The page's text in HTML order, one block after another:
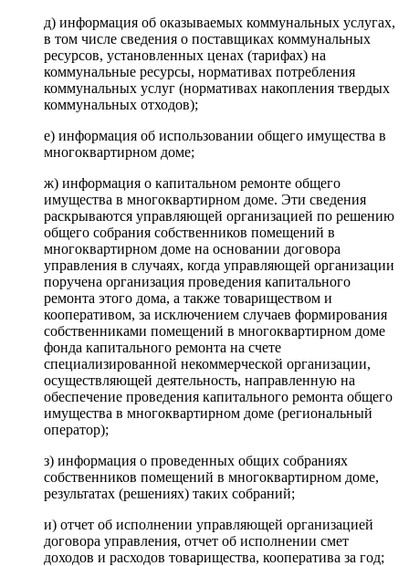
д) информация об оказываемых коммунальных услугах,
в том числе сведения о поставщиках коммунальных
ресурсов, установленных ценах (тарифах) на
коммунальные ресурсы, нормативах потребления
коммунальных услуг (нормативах накопления твердых
коммунальных отходов);
е) информация об использовании общего имущества в
многоквартирном доме;
ж) информация о капитальном ремонте общего
имущества в многоквартирном доме. Эти сведения
раскрываются управляющей организацией по решению
общего собрания собственников помещений в
многоквартирном доме на основании договора
управления в случаях, когда управляющей организации
поручена организация проведения капитального
ремонта этого дома, а также товариществом и
кооперативом, за исключением случаев формирования
собственниками помещений в многоквартирном доме
фонда капитального ремонта на счете
специализированной некоммерческой организации,
осуществляющей деятельность, направленную на
обеспечение проведения капитального ремонта общего
имущества в многоквартирном доме (региональный
оператор);
з) информация о проведенных общих собраниях
собственников помещений в многоквартирном доме,
результатах (решениях) таких собраний;
и) отчет об исполнении управляющей организацией
договора управления, отчет об исполнении смет
доходов и расходов товарищества, кооператива за год;